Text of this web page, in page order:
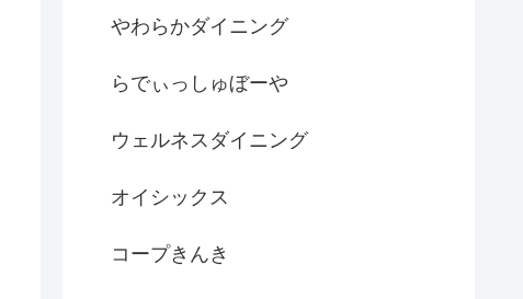
やわらかダイニング
らでぃっしゅぼーや
ウェルネスダイニング
オイシックス
コープきんき